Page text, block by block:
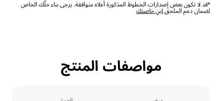
*قد لا تكون بعض إصدارات الخطوط المذكورة أعلاه متوافقة. يرجى بناء حلّك الخاص
لضمان دعم الملحق.ابنِ خاصتك
مواصفات المنتج